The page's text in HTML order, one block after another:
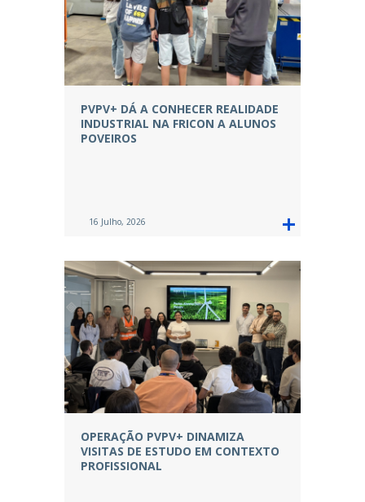
PVPV+ DÁ A CONHECER REALIDADE
INDUSTRIAL NA FRICON A ALUNOS
POVEIROS
16 Julho, 2026
OPERAÇÃO PVPV+ DINAMIZA
VISITAS DE ESTUDO EM CONTEXTO
PROFISSIONAL